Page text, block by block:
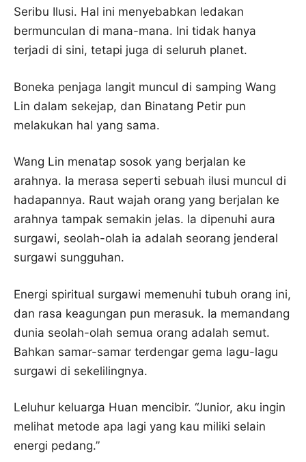
Seribu Ilusi. Hal ini menyebabkan ledakan
bermunculan di mana-mana. Ini tidak hanya
terjadi di sini, tetapi juga di seluruh planet.
Boneka penjaga langit muncul di samping Wang
Lin dalam sekejap, dan Binatang Petir pun
melakukan hal yang sama.
Wang Lin menatap sosok yang berjalan ke
arahnya. Ia merasa seperti sebuah ilusi muncul di
hadapannya. Raut wajah orang yang berjalan ke
arahnya tampak semakin jelas. Ia dipenuhi aura
surgawi, seolah-olah ia adalah seorang jenderal
surgawi sungguhan.
Energi spiritual surgawi memenuhi tubuh orang ini,
dan rasa keagungan pun merasuk. Ia memandang
dunia seolah-olah semua orang adalah semut.
Bahkan samar-samar terdengar gema lagu-lagu
surgawi di sekelilingnya.
Leluhur keluarga Huan mencibir. “Junior, aku ingin
melihat metode apa lagi yang kau miliki selain
energi pedang.”